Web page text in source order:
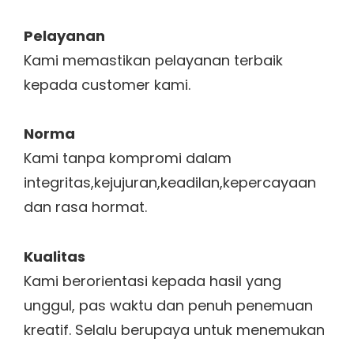
Pelayanan
Kami memastikan pelayanan terbaik
kepada customer kami.
Norma
Kami tanpa kompromi dalam
integritas,kejujuran,keadilan,kepercayaan
dan rasa hormat.
Kualitas
Kami berorientasi kepada hasil yang
unggul, pas waktu dan penuh penemuan
kreatif. Selalu berupaya untuk menemukan